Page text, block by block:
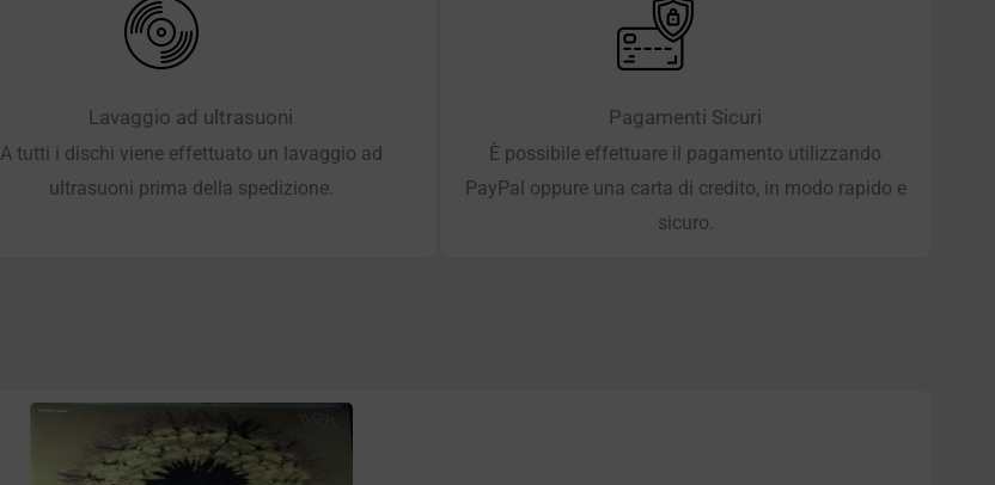
Lavaggio ad ultrasuoni
A tutti i dischi viene effettuato un lavaggio ad
ultrasuoni prima della spedizione.
Pagamenti Sicuri
È possibile effettuare il pagamento utilizzando
PayPal oppure una carta di credito, in modo rapido e
sicuro.